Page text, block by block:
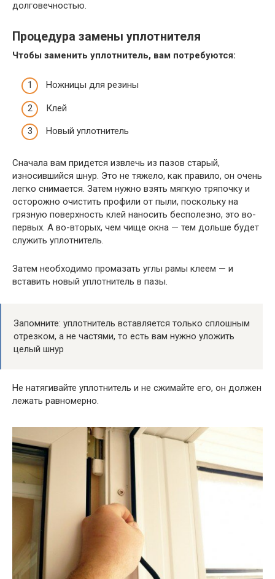
долговечностью.
Процедура замены уплотнителя
Чтобы заменить уплотнитель, вам потребуются:
Ножницы для резины
Клей
Новый уплотнитель
Сначала вам придется извлечь из пазов старый,
износившийся шнур. Это не тяжело, как правило, он очень
легко снимается. Затем нужно взять мягкую тряпочку и
осторожно очистить профили от пыли, поскольку на
грязную поверхность клей наносить бесполезно, это во-
первых. А во-вторых, чем чище окна — тем дольше будет
служить уплотнитель.
Затем необходимо промазать углы рамы клеем — и
вставить новый уплотнитель в пазы.
Запомните: уплотнитель вставляется только сплошным
отрезком, а не частями, то есть вам нужно уложить
целый шнур
Не натягивайте уплотнитель и не сжимайте его, он должен
лежать равномерно.